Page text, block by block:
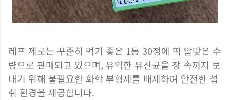
레프 제로는 꾸준히 먹기 좋은 1통 30정에 딱 알맞은 수
량으로 판매되고 있으며, 유익한 유산균을 장 속까지 보
내기 위해 불필요한 화학 부형제를 배제하여 안전한 섭
취 환경을 제공합니다.